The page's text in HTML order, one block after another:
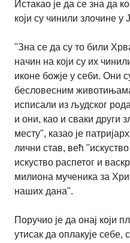
Истакао је да се зна да
који су чинили злочине у
"Зна се да су то били
начин на који су их
иконе божје у себи. Они
бесловесним
исписали из људског
и они, као и сваки други
месту", казао је
лични став, већ
искуство распетог и
милиона мученика за
наших дана".
Поручио је да онај који
утисак да оплакује себе,